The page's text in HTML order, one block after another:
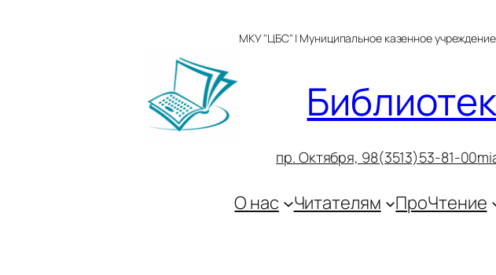
МКУ "ЦБС" | Муниципальное казенное
пр. Октября, 98(3513)53-81-00
О нас Читателям ПроЧтение